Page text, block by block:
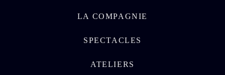
LA COMPAGNIE
SPECTACLES
ATELIERS